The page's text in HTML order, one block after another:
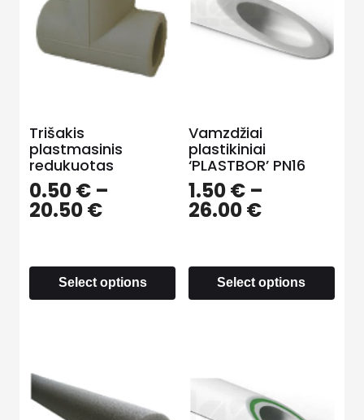
Trišakis
plastmasinis
redukuotas
0.50€ –
20.50€
Select options
Vamzdžiai
plastikiniai
‘PLASTBOR’ PN16
1.50€–
26.00€
Select options